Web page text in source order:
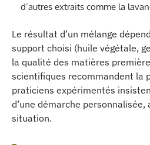
d’autres extraits comme la
Le résultat d’un mélange
support choisi (huile végétale,
la qualité des matières
scientifiques recommandent la
praticiens expérimentés
d’une démarche personnalisée,
situation.